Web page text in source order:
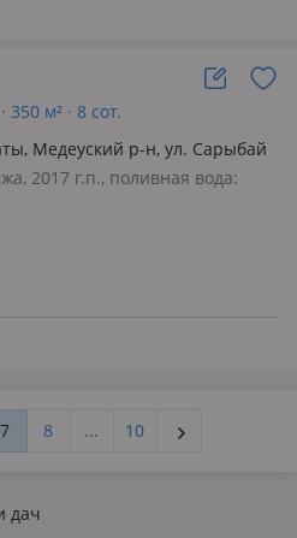
м² · 8 сот.
Медеуский р-н, ул. Сарыбай
2017 г.п., поливная вода:
Не попадает под снос! Лучшее
за эту цену в этом…
7 8 ... 10
дач